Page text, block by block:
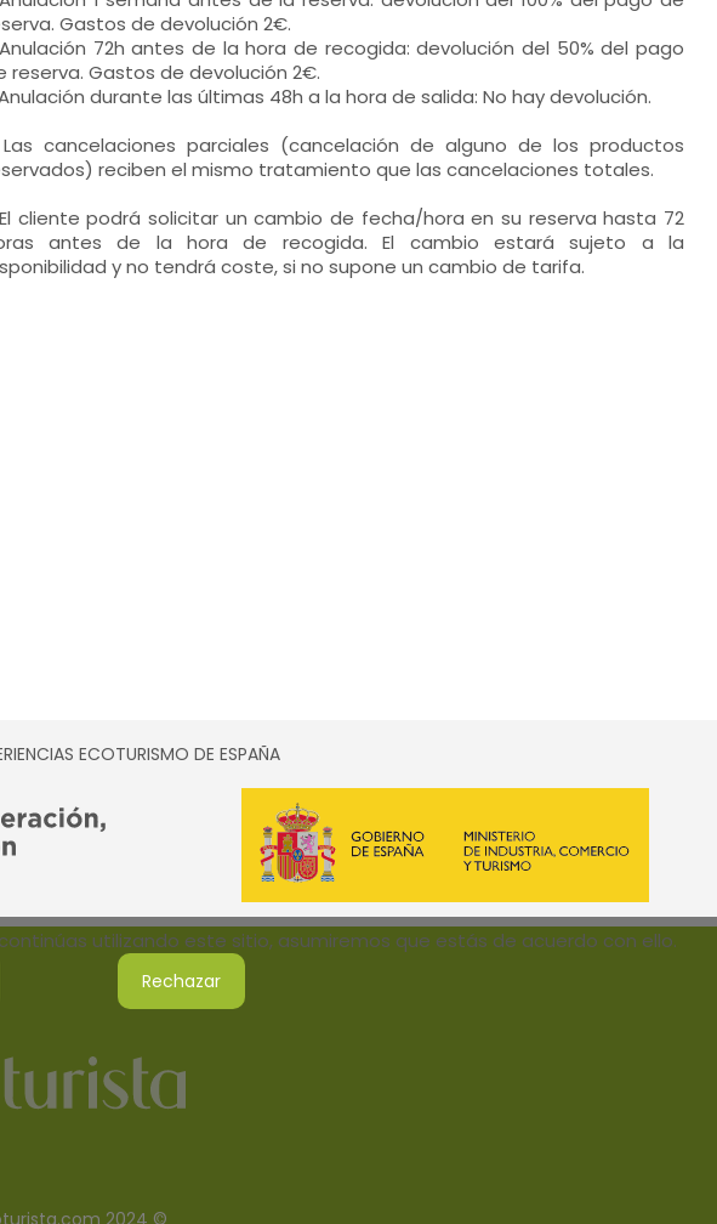
Gastos de devolución 2€.
72h antes de la hora de recogida: devolución del 50% del pago
reserva. Gastos de devolución 2€.
durante las últimas 48h a la hora de salida: No hay devolución.
cancelaciones parciales (cancelación de alguno de los productos
reciben el mismo tratamiento que las cancelaciones totales.
cliente podrá solicitar un cambio de fecha/hora en su reserva hasta 72
antes de la hora de recogida. El cambio estará sujeto a la
y no tendrá coste, si no supone un cambio de tarifa.
ECOTURISMO DE ESPAÑA
2024 ©
utilizando este sitio, asumiremos que estás de acuerdo con ello.
Rechazar